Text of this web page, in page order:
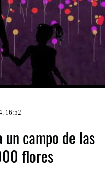
16:52
campo de las
flores